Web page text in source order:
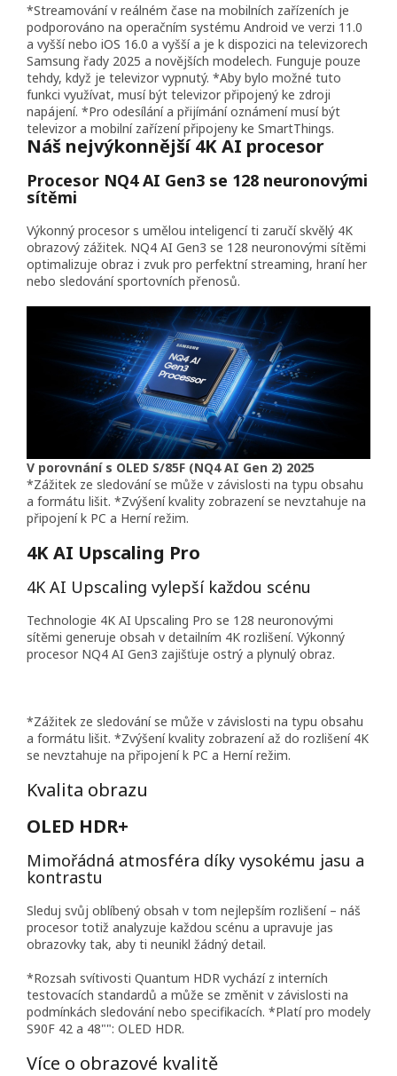
*Streamování v reálném čase na mobilních zařízeních je
podporováno na operačním systému Android ve verzi 11.0
a vyšší nebo iOS 16.0 a vyšší a je k dispozici na televizorech
Samsung řady 2025 a novějších modelech. Funguje pouze
tehdy, když je televizor vypnutý. *Aby bylo možné tuto
funkci využívat, musí být televizor připojený ke zdroji
napájení. *Pro odesílání a přijímání oznámení musí být
televizor a mobilní zařízení připojeny ke SmartThings.
Náš nejvýkonnější 4K AI procesor
Procesor NQ4 AI Gen3 se 128 neuronovými
sítěmi
Výkonný procesor s umělou inteligencí ti zaručí skvělý 4K
obrazový zážitek. NQ4 AI Gen3 se 128 neuronovými sítěmi
optimalizuje obraz i zvuk pro perfektní streaming, hraní her
nebo sledování sportovních přenosů.
V porovnání s OLED S/85F (NQ4 AI Gen 2) 2025
*Zážitek ze sledování se může v závislosti na typu obsahu
a formátu lišit. *Zvýšení kvality zobrazení se nevztahuje na
připojení k PC a Herní režim.
4K AI Upscaling Pro
4K AI Upscaling vylepší každou scénu
Technologie 4K AI Upscaling Pro se 128 neuronovými
sítěmi generuje obsah v detailním 4K rozlišení. Výkonný
procesor NQ4 AI Gen3 zajišťuje ostrý a plynulý obraz.
*Zážitek ze sledování se může v závislosti na typu obsahu
a formátu lišit. *Zvýšení kvality zobrazení až do rozlišení 4K
se nevztahuje na připojení k PC a Herní režim.
Kvalita obrazu
OLED HDR+
Mimořádná atmosféra díky vysokému jasu a
kontrastu
Sleduj svůj oblíbený obsah v tom nejlepším rozlišení – náš
procesor totiž analyzuje každou scénu a upravuje jas
obrazovky tak, aby ti neunikl žádný detail.
*Rozsah svítivosti Quantum HDR vychází z interních
testovacích standardů a může se změnit v závislosti na
podmínkách sledování nebo specifikacích. *Platí pro modely
S90F 42 a 48"": OLED HDR.
Více o obrazové kvalitě